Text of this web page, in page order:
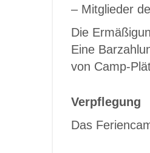
– Mitglieder
Die
Eine
von Camp-
Verpflegung
Das